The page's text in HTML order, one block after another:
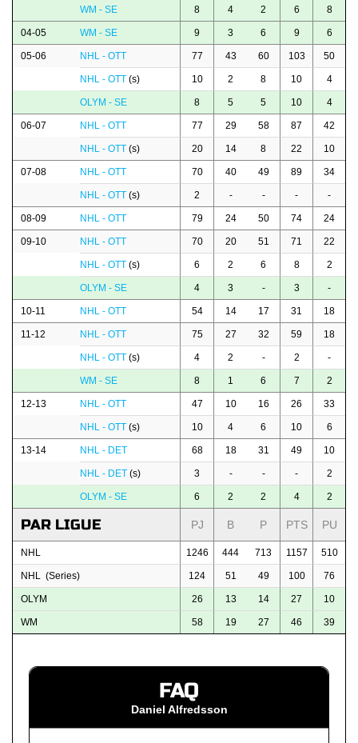
WM - SE 8 4 2 6 8
04-05 WM - SE 9 3 6 9 6
05-06 NHL - OTT 77 43 60 103 50
NHL - OTT (s) 10 2 8 10 4
OLYM - SE 8 5 5 10 4
06-07 NHL - OTT 77 29 58 87 42
NHL - OTT (s) 20 14 8 22 10
07-08 NHL - OTT 70 40 49 89 34
NHL - OTT (s) 2 - - - -
08-09 NHL - OTT 79 24 50 74 24
09-10 NHL - OTT 70 20 51 71 22
NHL - OTT (s) 6 2 6 8 2
OLYM - SE 4 3 - 3 -
10-11 NHL - OTT 54 14 17 31 18
11-12 NHL - OTT 75 27 32 59 18
NHL - OTT (s) 4 2 - 2 -
WM - SE 8 1 6 7 2
12-13 NHL - OTT 47 10 16 26 33
NHL - OTT (s) 10 4 6 10 6
13-14 NHL - DET 68 18 31 49 10
NHL - DET (s) 3 - - - 2
OLYM - SE 6 2 2 4 2
PAR LIGUE PJ B P PTS PU
NHL 1246 444 713 1157 510
NHL (Series) 124 51 49 100 76
OLYM 26 13 14 27 10
WM 58 19 27 46 39
FAQ
Daniel Alfredsson